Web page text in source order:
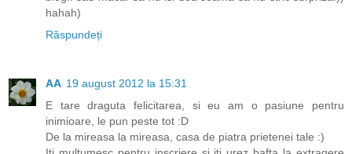
hahah)
Răspundeți
AA 19 august 2012 la 15:31
E tare draguta felicitarea, si eu am o pasiune pentru
inimioare, le pun peste tot :D
De la mireasa la mireasa, casa de piatra prietenei tale :)